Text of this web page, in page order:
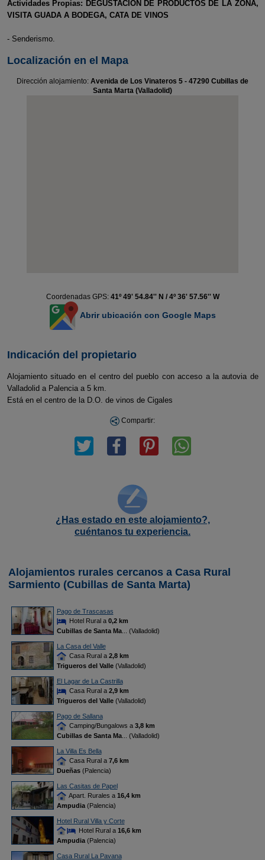
Actividades Propias: DEGUSTACION DE PRODUCTOS DE LA ZONA,
VISITA GUADA A BODEGA, CATA DE VINOS
- Senderismo.
Localización en el Mapa
Dirección alojamiento: Avenida de Los Vinateros 5 - 47290 Cubillas de
Santa Marta (Valladolid)
Coordenadas GPS: 41º 49' 54.84'' N / 4º 36' 57.56'' W
Abrir ubicación con Google Maps
Indicación del propietario
Alojamiento situado en el centro del pueblo con acceso a la autovia de
Valladolid a Palencia a 5 km.
Está en el centro de la D.O. de vinos de Cigales
Compartir:
¿Has estado en este alojamiento?,
cuéntanos tu experiencia.
Alojamientos rurales cercanos a Casa Rural
Sarmiento (Cubillas de Santa Marta)
Pago de Trascasas
Hotel Rural a 0,2 km
Cubillas de Santa Ma... (Valladolid)
La Casa del Valle
Casa Rural a 2,8 km
Trigueros del Valle(Valladolid)
El Lagar de La Castrilla
Casa Rural a 2,9 km
Trigueros del Valle(Valladolid)
Pago de Sallana
Camping/Bungalows a 3,8 km
Cubillas de Santa Ma... (Valladolid)
La Villa Es Bella
Casa Rural a 7,6 km
Dueñas(Palencia)
Las Casitas de Papel
Apart. Rurales a 16,4 km
Ampudia(Palencia)
Hotel Rural Villa y Corte
Hotel Rural a 16,6 km
Ampudia(Palencia)
Casa Rural La Pavana